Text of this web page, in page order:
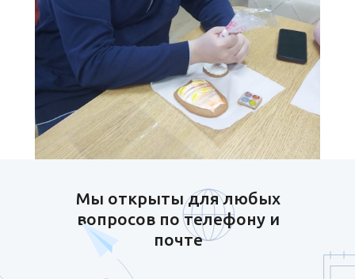
Мы открыты для любых
вопросов по телефону и
почте